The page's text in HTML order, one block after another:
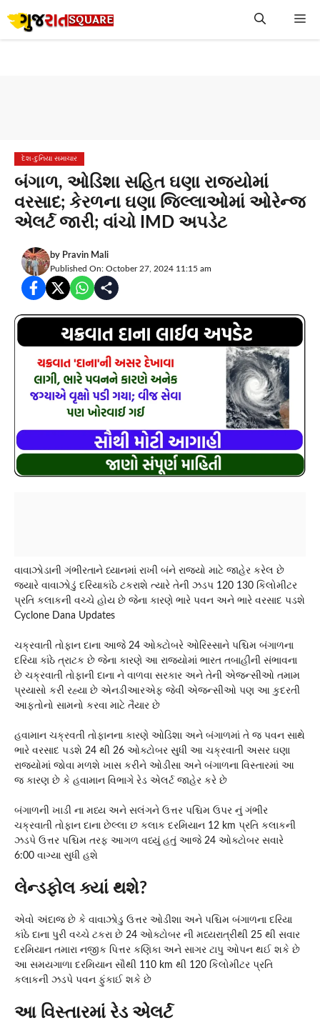
to
દેશ-દુનિયા સમાચાર
બંગાળ, ઓડિશા સહિત ઘણા રાજ્યોમાં
વરસાદ; કેરળના ઘણા જિલ્લાઓમાં ઓરેન્જ
એલર્ટ જારી; વાંચો IMD અપડેટ
by Pravin Mali
Published On: October 27, 2024 11:15 am
વાવાઝોડાની ગંભીરતાને ધ્યાનમાં રાખી બંને રાજ્યો માટે જાહેર કરેલ છે
જ્યારે વાવાઝોડું દરિયાકાંઠે ટકરાશે ત્યારે તેની ઝડપ 120 130 કિલોમીટર
પ્રતિ કલાકની વચ્ચે હોય છે જેના કારણે ભારે પવન અને ભારે વરસાદ પડશે
Cyclone Dana Updates
ચક્રવાતી તોફાન દાના આજે 24 ઓક્ટોબરે ઓરિસ્સાને પશ્ચિમ બંગાળના
દરિયા કાંઠે ત્રાટક છે જેના કારણે આ રાજ્યોમાં ભારત તબાહીની સંભાવના
છે ચક્રવાતી તોફાની દાના ને વાળવા સરકાર અને તેની એજન્સીઓ તમામ
પ્રયાસો કરી રહ્યા છે એનડીઆરએફ જેવી એજન્સીઓ પણ આ કુદરતી
આફતોનો સામનો કરવા માટે તૈયાર છે
હવામાન ચક્રવતી તોફાનના કારણે ઓડિશા અને બંગાળમાં તે જ પવન સાથે
ભારે વરસાદ પડશે 24 થી 26 ઓક્ટોબર સુધી આ ચક્રવાતી અસર ઘણા
રાજ્યોમાં જોવા મળશે ખાસ કરીને ઓડીસા અને બંગાળના વિસ્તારમાં આ
જ કારણ છે કે હવામાન વિભાગે રેડ એલર્ટ જાહેર કરે છે
બંગાળની ખાડી ના મધ્ય અને સલંગને ઉત્તર પશ્ચિમ ઉપર નું ગંભીર
ચક્રવાતી તોફાન દાના છેલ્લા છ કલાક દરમિયાન 12 km પ્રતિ કલાકની
ઝડપે ઉત્તર પશ્ચિમ તરફ આગળ વધ્યું હતું આજે 24 ઓક્ટોબર સવારે
6:00 વાગ્યા સુધી હશે
લેન્ડફોલ ક્યાં થશે?
એવો અંદાજ છે કે વાવાઝોડુ ઉત્તર ઓડીશા અને પશ્ચિમ બંગાળના દરિયા
કાંઠે દાના પુરી વચ્ચે ટકરા છે 24 ઓક્ટોબર ની મધ્યરાત્રીથી 25 થી સવાર
દરમિયાન તમારા નજીક પિત્તર કણિકા અને સાગર ટાપુ ઓપન થઈ શકે છે
આ સમયગાળા દરમિયાન સૌથી 110 km થી 120 કિલોમીટર પ્રતિ
કલાકની ઝડપે પવન ફુંકાઈ શકે છે
આ વિસ્તારમાં રેડ એલર્ટ